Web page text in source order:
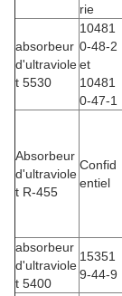
rie
absorbeur
d'ultraviole
t 5530
10481
0-48-2
et
10481
0-47-1
Absorbeur
d'ultraviole
t R-455
Confid
entiel
absorbeur
d'ultraviole
t 5400
15351
9-44-9